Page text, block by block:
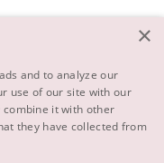
×
and to analyze our
use of our site with our
it with other
they have collected from